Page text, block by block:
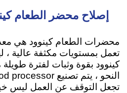
إصلاح محضر الطعام
محضرات الطعام كينوود هي
تعمل بمستويات مكثفة عالية
كينوود بقوة وثبات لفترة
تجعل التوقف عن العمل ليس